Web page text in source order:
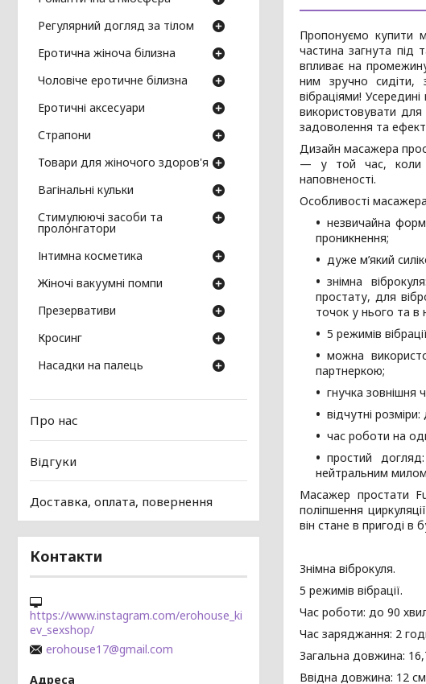
Пропонуємо купити
частина загнута під
впливає на
ним зручно сидіти,
вібраціями!
використовувати
задоволення та
Дизайн масажера
— у той час, коли
наповненості.
Особливості
незвичайна
проникнення;
дуже м’який
знімна
простату, для
точок у нього та в
5 режимів
можна
партнеркою;
гнучка зовнішня
відчутні
час роботи на
простий
нейтральним
Масажер простати
поліпшення
він стане в пригоді в
Знімна віброкуля.
5 режимів вібрації.
Час роботи: до 90
Час заряджання: 2
Загальна довжина:
Ввідна довжина: 12
Регулярний догляд за тілом
Еротична жіноча білизна
Чоловіче еротичне білизна
Еротичні аксесуари
Страпони
Товари для жіночого здоров'я
Вагінальні кульки
Стимулюючі засоби та
пролонгатори
Інтимна косметика
Жіночі вакуумні помпи
Презервативи
Кросинг
Насадки на палець
Про нас
Відгуки
Доставка, оплата, повернення
Контакти
https://www.instagram.com/erohouse_ki
ev_sexshop/
erohouse17@gmail.com